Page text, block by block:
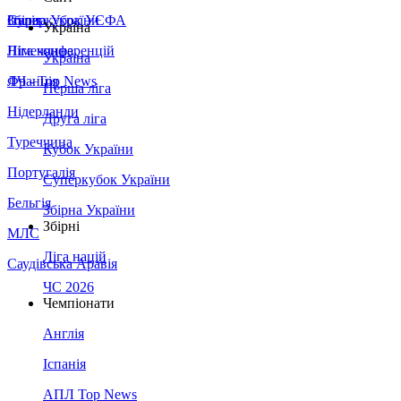
Збірна України
Італія
Німеччина
Франція
Нідерланди
Туреччина
Португалія
Бельгія
МЛС
Саудівська Аравія
Суперкубок УЄФА
Ліга конференцій
ЛЧ - Top News
Україна
Україна
Перша ліга
Друга ліга
Кубок України
Суперкубок України
Збірна України
Збірні
Ліга націй
ЧС 2026
Чемпіонати
Англія
Іспанія
АПЛ Top News